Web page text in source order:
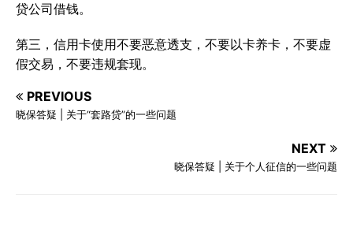
贷公司借钱。
第三，信用卡使用不要恶意透支，不要以卡养卡，不要虚
假交易，不要违规套现。
PREVIOUS
晓保答疑 | 关于“套路贷”的一些问题
NEXT
晓保答疑 | 关于个人征信的一些问题